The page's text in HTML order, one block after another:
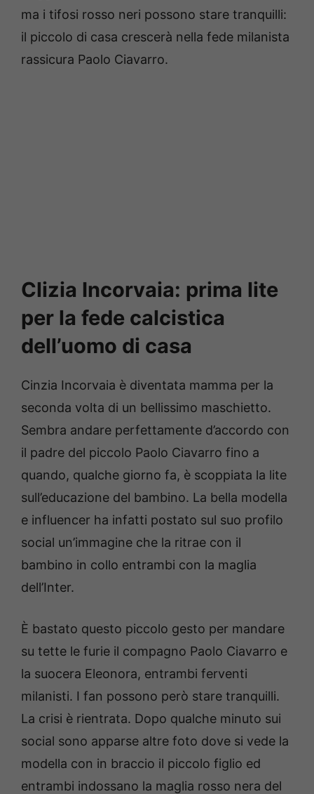
ma i tifosi rosso neri possono stare tranquilli:
il piccolo di casa crescerà nella fede milanista
rassicura Paolo Ciavarro.
Clizia Incorvaia: prima lite
per la fede calcistica
dell’uomo di casa
Cinzia Incorvaia è diventata mamma per la
seconda volta di un bellissimo maschietto.
Sembra andare perfettamente d’accordo con
il padre del piccolo Paolo Ciavarro fino a
quando, qualche giorno fa, è scoppiata la lite
sull’educazione del bambino. La bella modella
e influencer ha infatti postato sul suo profilo
social un’immagine che la ritrae con il
bambino in collo entrambi con la maglia
dell’Inter.
È bastato questo piccolo gesto per mandare
su tette le furie il compagno Paolo Ciavarro e
la suocera Eleonora, entrambi ferventi
milanisti. I fan possono però stare tranquilli.
La crisi è rientrata. Dopo qualche minuto sui
social sono apparse altre foto dove si vede la
modella con in braccio il piccolo figlio ed
entrambi indossano la maglia rosso nera del